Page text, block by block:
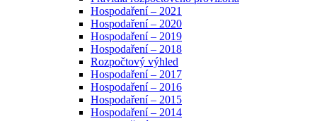
Hospodaření – 2021
Hospodaření – 2020
Hospodaření – 2019
Hospodaření – 2018
Rozpočtový výhled
Hospodaření – 2017
Hospodaření – 2016
Hospodaření – 2015
Hospodaření – 2014